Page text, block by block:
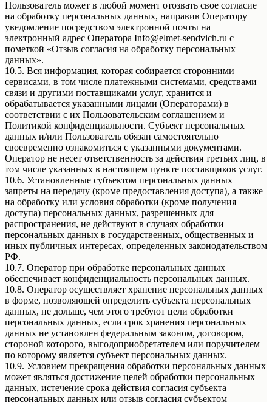
Пользователь может в любой момент отозвать свое согласие
на обработку персональных данных, направив Оператору
уведомление посредством электронной почты на
электронный адрес Оператора Info@elmet-sendvich.ru с
пометкой «Отзыв согласия на обработку персональных
данных».
10.5. Вся информация, которая собирается сторонними
сервисами, в том числе платежными системами, средствами
связи и другими поставщиками услуг, хранится и
обрабатывается указанными лицами (Операторами) в
соответствии с их Пользовательским соглашением и
Политикой конфиденциальности. Субъект персональных
данных и/или Пользователь обязан самостоятельно
своевременно ознакомиться с указанными документами.
Оператор не несет ответственность за действия третьих лиц, в
том числе указанных в настоящем пункте поставщиков услуг.
10.6. Установленные субъектом персональных данных
запреты на передачу (кроме предоставления доступа), а также
на обработку или условия обработки (кроме получения
доступа) персональных данных, разрешенных для
распространения, не действуют в случаях обработки
персональных данных в государственных, общественных и
иных публичных интересах, определенных законодательством
РФ.
10.7. Оператор при обработке персональных данных
обеспечивает конфиденциальность персональных данных.
10.8. Оператор осуществляет хранение персональных данных
в форме, позволяющей определить субъекта персональных
данных, не дольше, чем этого требуют цели обработки
персональных данных, если срок хранения персональных
данных не установлен федеральным законом, договором,
стороной которого, выгодоприобретателем или поручителем
по которому является субъект персональных данных.
10.9. Условием прекращения обработки персональных данных
может являться достижение целей обработки персональных
данных, истечение срока действия согласия субъекта
персональных данных или отзыв согласия субъектом